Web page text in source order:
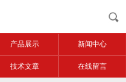
产品展示 新闻中心
技术文章 在线留言